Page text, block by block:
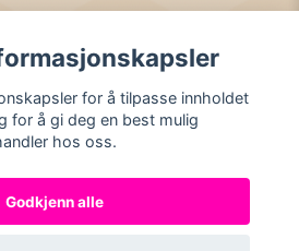
for å tilpasse innholdet
for å gi deg en best mulig
hos oss.
Godkjenn alle